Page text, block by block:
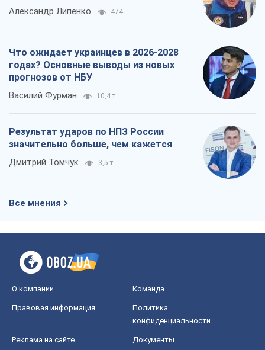
Александр Липенко 474
Что ожидает украинцев в 2026-2028
годах? Основные выводы из новых
прогнозов от НБУ
Василий Фурман 10,4 т.
Результат ударов по НПЗ России
значительно больше, чем кажется
Дмитрий Томчук 3,5 т.
Все мнения
О компании Команда
Правовая информация
Политика
конфиденциальности
Реклама на сайте Документы